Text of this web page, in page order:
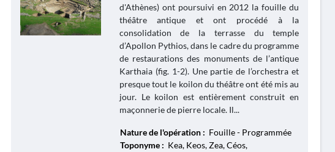
d'Athènes) ont poursuivi en 2012 la fouille du
théâtre antique et ont procédé à la
consolidation de la terrasse du temple
d’Apollon Pythios, dans le cadre du programme
de restaurations des monuments de l’antique
Karthaia (fig. 1-2). Une partie de l’orchestra et
presque tout le koilon du théâtre ont été mis au
jour. Le koilon est entièrement construit en
maçonnerie de pierre locale. Il...
Nature de l'opération : Fouille - Programmée
Toponyme : Kea, Keos, Zea, Céos,